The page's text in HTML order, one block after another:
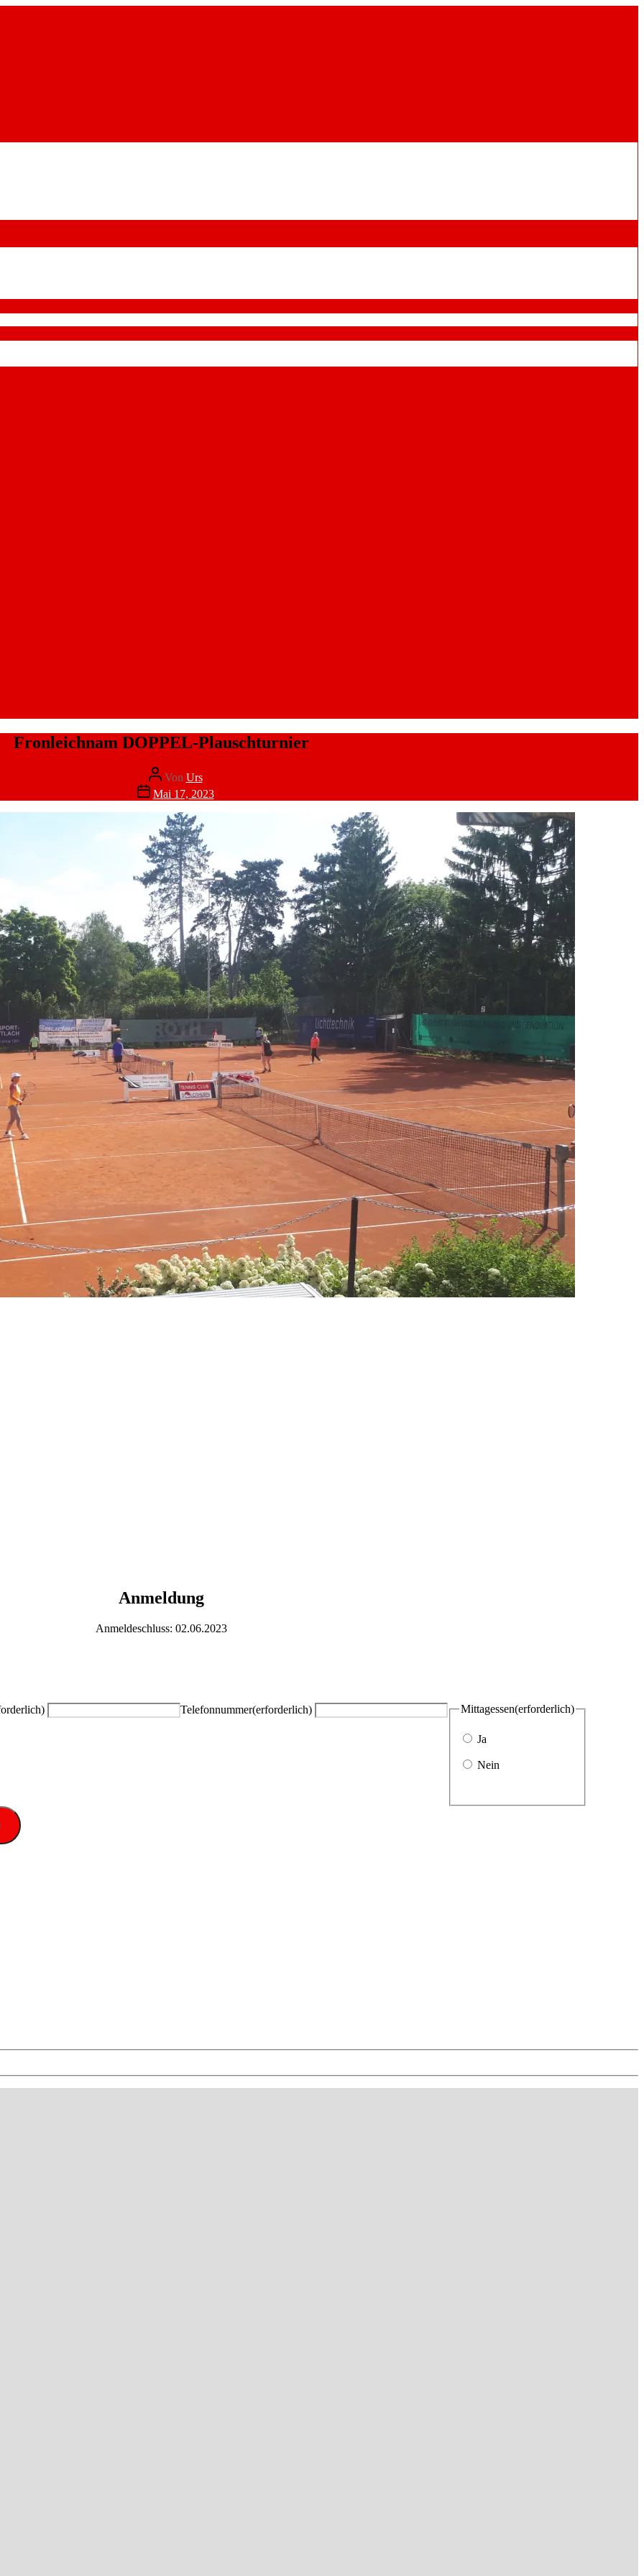
Fronleichnam DOPPEL-Plauschturnier
Beitragsautor
Von Urs
Veröffentlichungsdatum
Mai 17, 2023
Anmeldung
Anmeldeschluss: 02.06.2023
Telefonnummer(erforderlich) Mittagessen(erforderlich)
Ja
Nein